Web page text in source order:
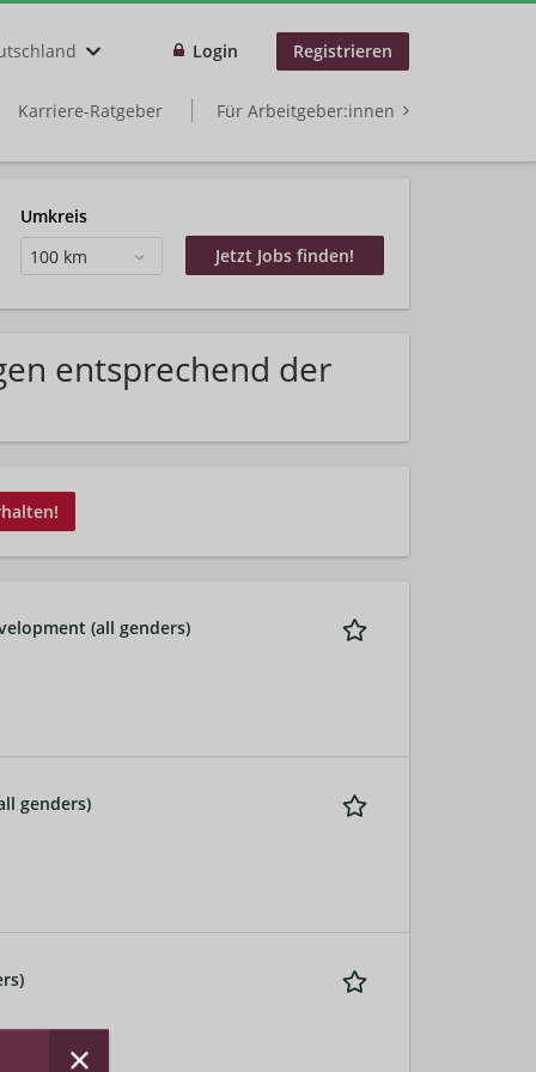
Login Registrieren
Karriere-Ratgeber Für Arbeitgeber:innen
Umkreis
100 km
entsprechend der
(all genders)
genders)